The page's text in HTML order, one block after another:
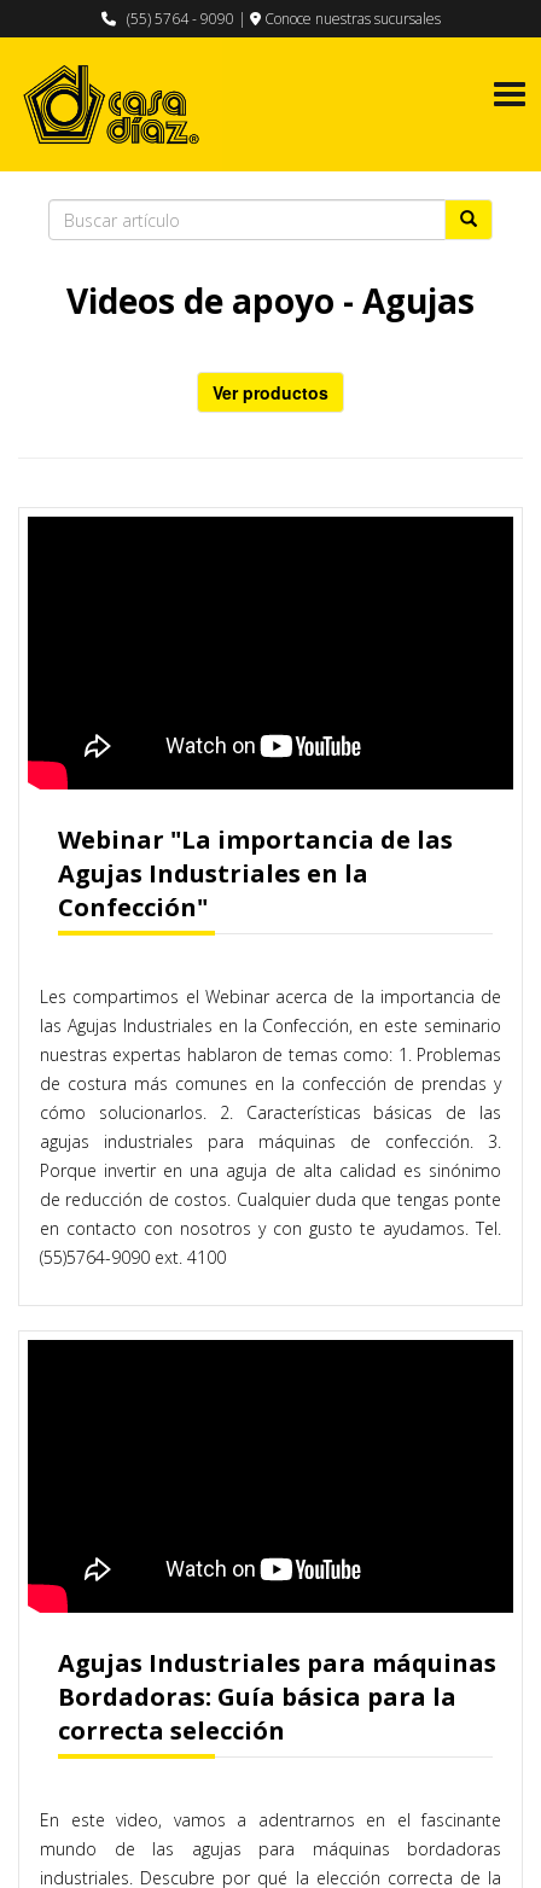
(55) 5764 - 9090 | Conoce nuestras sucursales
Videos de apoyo - Agujas
Ver productos
Webinar "La importancia de las
Agujas Industriales en la
Confección"
Les compartimos el Webinar acerca de la importancia de
las Agujas Industriales en la Confección, en este seminario
nuestras expertas hablaron de temas como: 1. Problemas
de costura más comunes en la confección de prendas y
cómo solucionarlos. 2. Características básicas de las
agujas industriales para máquinas de confección. 3.
Porque invertir en una aguja de alta calidad es sinónimo
de reducción de costos. Cualquier duda que tengas ponte
en contacto con nosotros y con gusto te ayudamos. Tel.
(55)5764-9090 ext. 4100
Agujas Industriales para máquinas
Bordadoras: Guía básica para la
correcta selección
En este video, vamos a adentrarnos en el fascinante
mundo de las agujas para máquinas bordadoras
industriales. Descubre por qué la elección correcta de la